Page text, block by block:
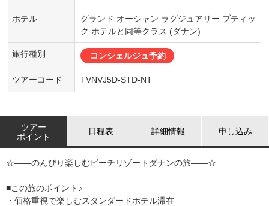
ホテル
グランド オーシャン ラグジュアリー ブティッ
ク ホテルと同等クラス (ダナン)
旅行種別 コンシェルジュ予約
ツアーコード TVNVJ5D-STD-NT
ツアー
ポイント
日程表 詳細情報 申し込み
☆――のんびり楽しむビーチリゾートダナンの旅――☆
■この旅のポイント♪
・価格重視で楽しむスタンダードホテル滞在